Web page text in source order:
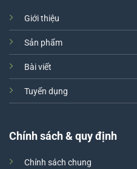
Giới thiệu
Sản phẩm
Bài viết
Tuyển dụng
Chính sách & quy định
Chính sách chung